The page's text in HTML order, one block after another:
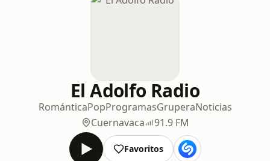
El Adolfo Radio
RománticaPopProgramasGruperaNoticias
Cuernavaca
91.9 FM
Favoritos